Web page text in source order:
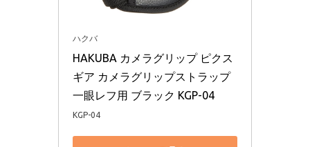
ハクバ
HAKUBA カメラグリップ ピクス
ギア カメラグリップストラップ
一眼レフ用 ブラック KGP-04
KGP-04